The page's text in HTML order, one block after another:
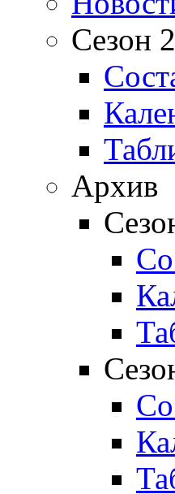
Сезон
Архив